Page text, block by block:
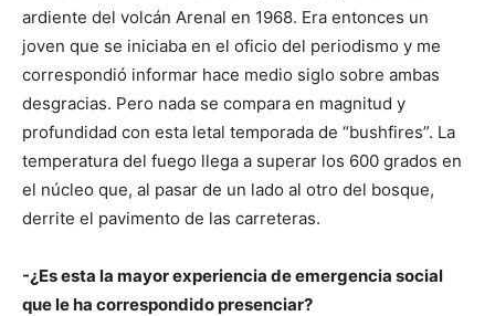
ardiente del volcán Arenal en 1968. Era entonces un
joven que se iniciaba en el oficio del periodismo y me
correspondió informar hace medio siglo sobre ambas
desgracias. Pero nada se compara en magnitud y
profundidad con esta letal temporada de “bushfires”. La
temperatura del fuego llega a superar los 600 grados en
el núcleo que, al pasar de un lado al otro del bosque,
derrite el pavimento de las carreteras.
-¿Es esta la mayor experiencia de emergencia social
que le ha correspondido presenciar?